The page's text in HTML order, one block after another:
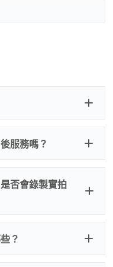
服務嗎？
我們只收更換配件
否會錄製實拍
？